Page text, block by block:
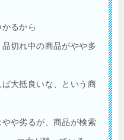
るから
切れ中の商品がやや多
ば大抵良いな、という商
やや劣るが、商品が検索